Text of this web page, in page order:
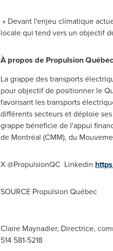
« Devant l'enjeu climatique
locale qui tend vers un objectif
À propos de Propulsion Québec
La grappe des transports
pour objectif de positionner le
favorisant les transports
différents secteurs et déploie
grappe bénéficie de l'appui
de Montréal (CMM), du
X @PropulsionQC Linkedin
SOURCE Propulsion Québec
Claire Maynadier, Directrice,
514 581-5218